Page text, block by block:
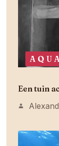
Een tuin